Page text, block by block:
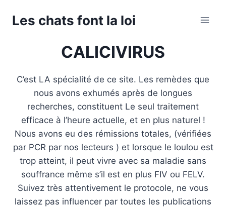
Les chats font la loi
CALICIVIRUS
C’est LA spécialité de ce site. Les remèdes que
nous avons exhumés après de longues
recherches, constituent Le seul traitement
efficace à l’heure actuelle, et en plus naturel !
Nous avons eu des rémissions totales, (vérifiées
par PCR par nos lecteurs ) et lorsque le loulou est
trop atteint, il peut vivre avec sa maladie sans
souffrance même s’il est en plus FIV ou FELV.
Suivez très attentivement le protocole, ne vous
laissez pas influencer par toutes les publications